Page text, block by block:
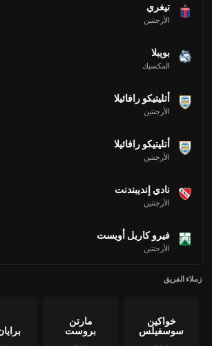
تيغري
الأرجنتين
بويبلا
المكسيك
أتليتيكو رافائيلا
الأرجنتين
أتليتيكو رافائيلا
الأرجنتين
نادي إنديبندنت
الأرجنتين
فيرو كاريل أويست
الأرجنتين
زملاء الفريق
خواكين
سوسفيلس
مارتن
بروست